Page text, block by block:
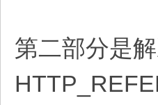
第二部分是